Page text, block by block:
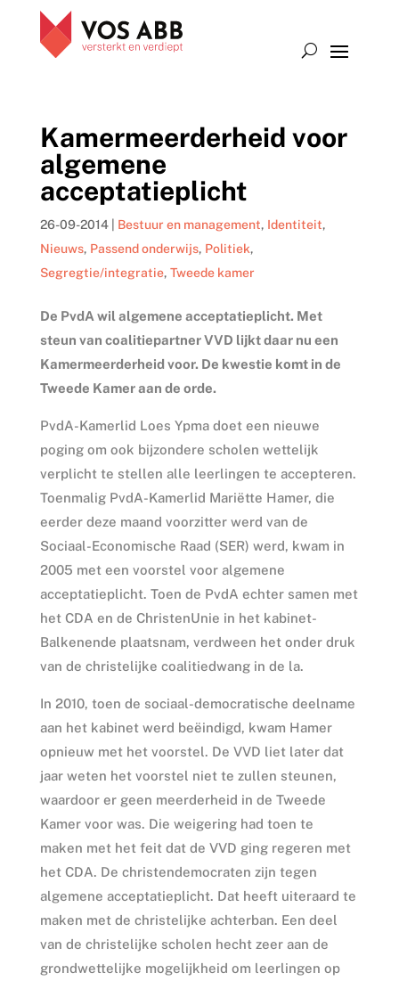
Kamermeerderheid voor
algemene
acceptatieplicht
26-09-2014| Bestuur en management, Identiteit,
Nieuws, Passend onderwijs, Politiek,
Segregtie/integratie, Tweede kamer
De PvdA wil algemene acceptatieplicht. Met
steun van coalitiepartner VVD lijkt daar nu een
Kamermeerderheid voor. De kwestie komt in de
Tweede Kamer aan de orde.
PvdA-Kamerlid Loes Ypma doet een nieuwe
poging om ook bijzondere scholen wettelijk
verplicht te stellen alle leerlingen te accepteren.
Toenmalig PvdA-Kamerlid Mariëtte Hamer, die
eerder deze maand voorzitter werd van de
Sociaal-Economische Raad (SER) werd, kwam in
2005 met een voorstel voor algemene
acceptatieplicht. Toen de PvdA echter samen met
het CDA en de ChristenUnie in het kabinet-
Balkenende plaatsnam, verdween het onder druk
van de christelijke coalitiedwang in de la.
In 2010, toen de sociaal-democratische deelname
aan het kabinet werd beëindigd, kwam Hamer
opnieuw met het voorstel. De VVD liet later dat
jaar weten het voorstel niet te zullen steunen,
waardoor er geen meerderheid in de Tweede
Kamer voor was. Die weigering had toen te
maken met het feit dat de VVD ging regeren met
het CDA. De christendemocraten zijn tegen
algemene acceptatieplicht. Dat heeft uiteraard te
maken met de christelijke achterban. Een deel
van de christelijke scholen hecht zeer aan de
grondwettelijke mogelijkheid om leerlingen op